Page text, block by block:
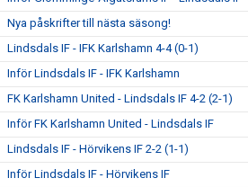
Nya påskrifter till nästa säsong!
Lindsdals IF - IFK Karlshamn 4-4 (0-1)
Inför Lindsdals IF - IFK Karlshamn
FK Karlshamn United - Lindsdals IF 4-2 (2-1)
Inför FK Karlshamn United - Lindsdals IF
Lindsdals IF - Hörvikens IF 2-2 (1-1)
Inför Lindsdals IF - Hörvikens IF